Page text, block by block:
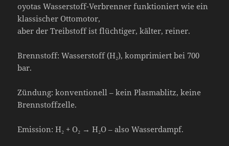
oyotas Wasserstoff-Verbrenner funktioniert wie ein
klassischer Ottomotor,
aber der Treibstoff ist flüchtiger, kälter, reiner.
Brennstoff: Wasserstoff (H₂), komprimiert bei 700
bar.
Zündung: konventionell – kein Plasmablitz, keine
Brennstoffzelle.
Emission: H₂ + O₂ → H₂O – also Wasserdampf.